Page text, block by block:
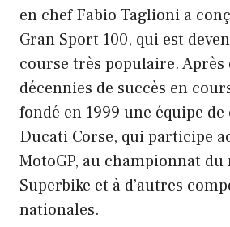
en chef Fabio Taglioni a
Gran Sport 100, qui est
course très populaire. Après
décennies de succès en
fondé en 1999 une équipe
Ducati Corse, qui participe
MotoGP, au championnat du
Superbike et à d’autres
nationales.